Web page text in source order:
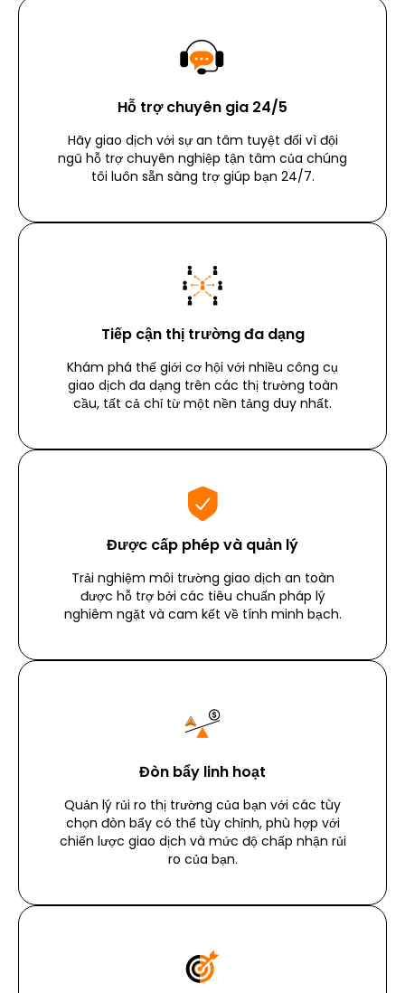
Hỗ trợ chuyên gia 24/5
Hãy giao dịch với sự an tâm tuyệt đối vì đội
ngũ hỗ trợ chuyên nghiệp tận tâm của chúng
tôi luôn sẵn sàng trợ giúp bạn 24/7.
Tiếp cận thị trường đa dạng
Khám phá thế giới cơ hội với nhiều công cụ
giao dịch đa dạng trên các thị trường toàn
cầu, tất cả chỉ từ một nền tảng duy nhất.
Được cấp phép và quản lý
Trải nghiệm môi trường giao dịch an toàn
được hỗ trợ bởi các tiêu chuẩn pháp lý
nghiêm ngặt và cam kết về tính minh bạch.
Đòn bẩy linh hoạt
Quản lý rủi ro thị trường của bạn với các tùy
chọn đòn bẩy có thể tùy chỉnh, phù hợp với
chiến lược giao dịch và mức độ chấp nhận rủi
ro của bạn.